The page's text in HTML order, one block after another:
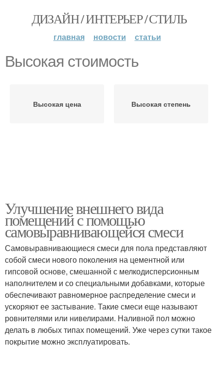
ДИЗАЙН / ИНТЕРЬЕР / СТИЛЬ
главная новости статьи
Высокая стоимость
Высокая цена Высокая степень
Улучшение внешнего вида
помещений с помощью
самовыравнивающейся смеси
Самовыравнивающиеся смеси для пола представляют
собой смеси нового поколения на цементной или
гипсовой основе, смешанной с мелкодисперсионным
наполнителем и со специальными добавками, которые
обеспечивают равномерное распределение смеси и
ускоряют ее застывание. Такие смеси еще называют
ровнителями или нивелирами. Наливной пол можно
делать в любых типах помещений. Уже через сутки такое
покрытие можно эксплуатировать.